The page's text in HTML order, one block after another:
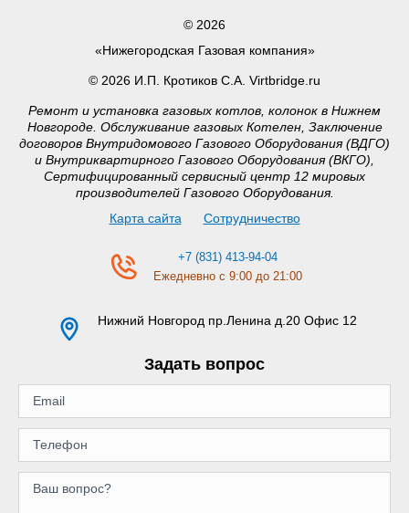
© 2026
«Нижегородская Газовая компания»
© 2026 И.П. Кротиков С.А. Virtbridge.ru
Ремонт и установка газовых котлов, колонок в Нижнем
Новгороде. Обслуживание газовых Котелен, Заключение
договоров Внутридомового Газового Оборудования (ВДГО)
и Внутриквартирного Газового Оборудования (ВКГО),
Сертифицированный сервисный центр 12 мировых
производителей Газового Оборудования.
Карта сайта
Сотрудничество
+7 (831) 413-94-04
Ежедневно с 9:00 до 21:00
Нижний Новгород пр.Ленина д.20 Офис 12
Задать вопрос